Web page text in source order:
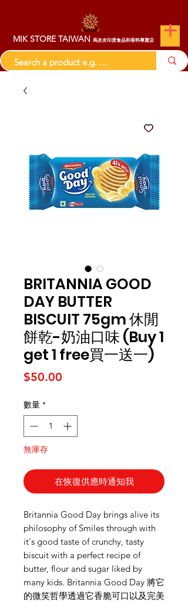
MIK STORE TAIWAN 馬友友印度食品和香料專賣店
BRITANNIA GOOD
DAY BUTTER
BISCUIT 75gm 休閒
餅乾-奶油口味 (Buy 1
get 1 free買一送一)
$50.00
數量 *
無庫存
在恢復供應時通知我
Britannia Good Day brings alive its
philosophy of Smiles through with
it's good taste of crunchy, tasty
biscuit with a perfect recipe of
butter, flour and sugar liked by
many kids. Britannia Good Day 將它
的微笑哲學透過它香脆可口以及完美